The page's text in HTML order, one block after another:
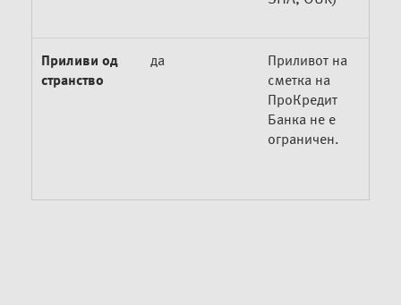
Приливи од
странство
да
Приливот на
сметка на
ПроКредит
Банка не е
ограничен.